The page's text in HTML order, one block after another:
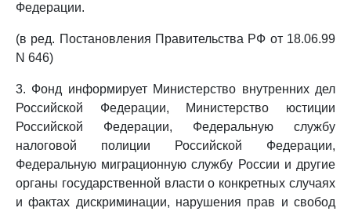
Федерации.
(в ред. Постановления Правительства РФ от 18.06.99
N 646)
3. Фонд информирует Министерство внутренних дел
Российской Федерации, Министерство юстиции
Российской Федерации, Федеральную службу
налоговой полиции Российской Федерации,
Федеральную миграционную службу России и другие
органы государственной власти о конкретных случаях
и фактах дискриминации, нарушения прав и свобод